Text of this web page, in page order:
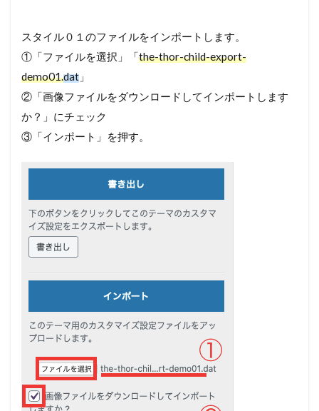
スタイル０１のファイルをインポートします。
①「ファイルを選択」「the-thor-child-export-
demo01.dat 」
②「画像ファイルをダウンロードしてインポートします
か？」にチェック
③「インポート」を押す。